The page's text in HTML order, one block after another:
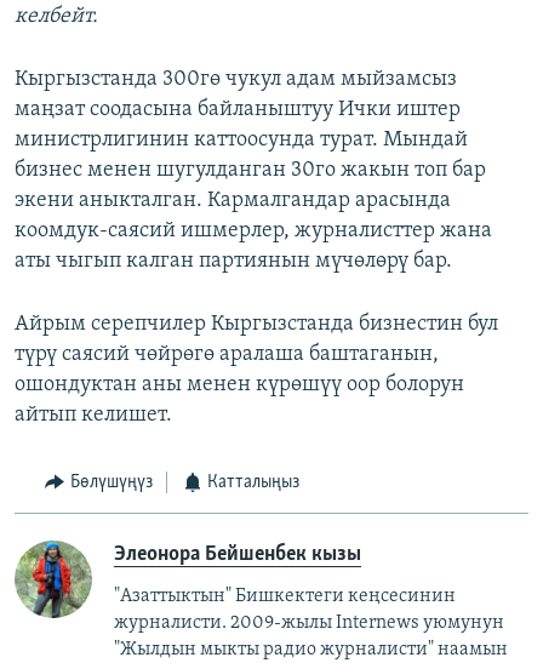
келбейт.
Кыргызстанда 300гө чукул адам мыйзамсыз
маңзат соодасына байланыштуу Ички иштер
министрлигинин каттоосунда турат. Мындай
бизнес менен шугулданган 30го жакын топ бар
экени аныкталган. Кармалгандар арасында
коомдук-саясий ишмерлер, журналисттер жана
аты чыгып калган партиянын мүчөлөрү бар.
Айрым серепчилер Кыргызстанда бизнестин бул
түрү саясий чөйрөгө аралаша баштаганын,
ошондуктан аны менен күрөшүү оор болорун
айтып келишет.
Бөлүшүңүз Катталыңыз
Элеонора Бейшенбек кызы
"Азаттыктын" Бишкектеги кеңсесинин
журналисти. 2009-жылы Internews уюмунун
"Жылдын мыкты радио журналисти" наамын